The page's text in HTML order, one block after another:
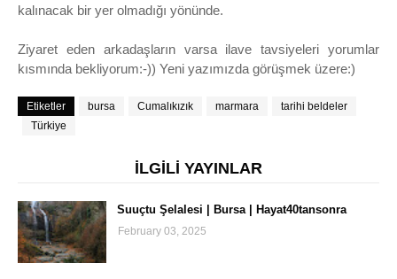
kalınacak bir yer olmadığı yönünde.
Ziyaret eden arkadaşların varsa ilave tavsiyeleri yorumlar
kısmında bekliyorum:-)) Yeni yazımızda görüşmek üzere:)
Etiketler bursa Cumalıkızık marmara
tarihi beldeler
Türkiye
İLGİLİ YAYINLAR
Suuçtu Şelalesi | Bursa | Hayat40tansonra
February 03, 2025